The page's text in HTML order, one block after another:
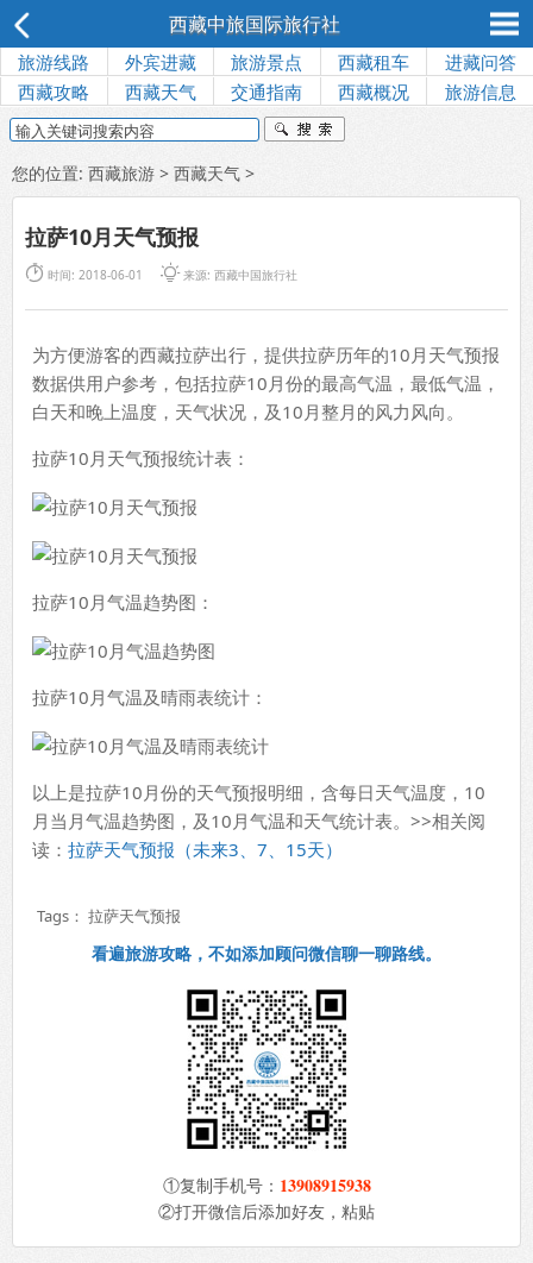
西藏中旅国际旅行社
旅游线路 外宾进藏 旅游景点 西藏租车
进藏问答
西藏攻略
西藏天气 交通指南 西藏概况 旅游信息
您的位置: 西藏旅游 > 西藏天气 >
拉萨10月天气预报
 时间: 2018-06-01 来源: 西藏中国旅行社
为方便游客的西藏拉萨出行，提供拉萨历年的10月天气预报
数据供用户参考，包括拉萨10月份的最高气温，最低气温，
白天和晚上温度，天气状况，及10月整月的风力风向。
拉萨10月天气预报统计表：
拉萨10月气温趋势图：
拉萨10月气温及晴雨表统计：
以上是拉萨10月份的天气预报明细，含每日天气温度，10
月当月气温趋势图，及10月气温和天气统计表。>>相关阅
读： 拉萨天气预报（未来3、7、15天）
Tags： 拉萨天气预报
看遍旅游攻略，不如添加顾问微信聊一聊路线。
①复制手机号： 13908915938
②打开微信后添加好友，粘贴